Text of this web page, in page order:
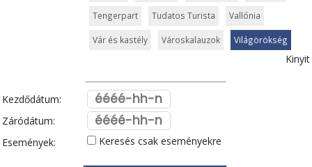
Tengerpart Tudatos Turista Vallónia
Vár és kastély Városkalauzok Világörökség
Kinyit
Kezdődátum:
Záródátum:
Események:
Keresés csak eseményekre